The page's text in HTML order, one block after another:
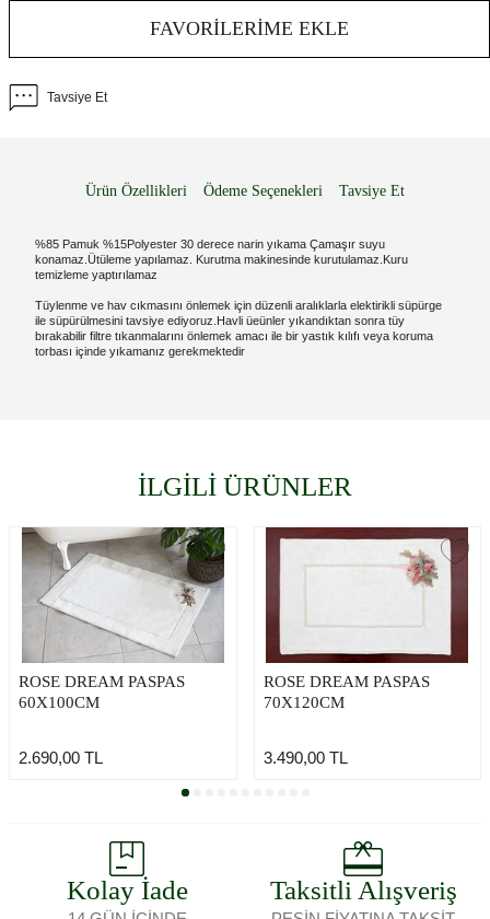
FAVORILERIME EKLE
Tavsiye Et
Ürün Özellikleri Ödeme Seçenekleri Tavsiye Et
%85 Pamuk %15Polyester 30 derece narin yıkama Çamaşır suyu
konamaz.Ütüleme yapılamaz. Kurutma makinesinde kurutulamaz.Kuru
temizleme yaptırılamaz
Tüylenme ve hav cıkmasını önlemek için düzenli aralıklarla elektirikli süpürge
ile süpürülmesini tavsiye ediyoruz.Havli üeünler yıkandıktan sonra tüy
bırakabilir filtre tıkanmalarını önlemek amacı ile bir yastık kılıfı veya koruma
torbası içinde yıkamanız gerekmektedir
İLGİLİ ÜRÜNLER
ROSE DREAM PASPAS
60X100CM
2.690,00 TL
ROSE DREAM PASPAS
70X120CM
3.490,00TL
Kolay İade Taksitli Alışveriş